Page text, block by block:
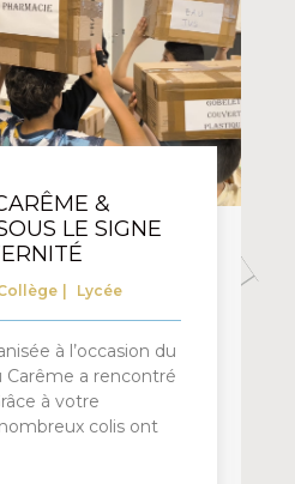
&
LE SIGNE
Lycée
à l’occasion du
Carême a rencontré
à votre
colis ont